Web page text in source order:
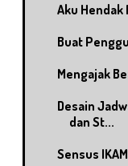
Aku Hendak
Buat
Mengajak
Desain
dan St...
Sensus